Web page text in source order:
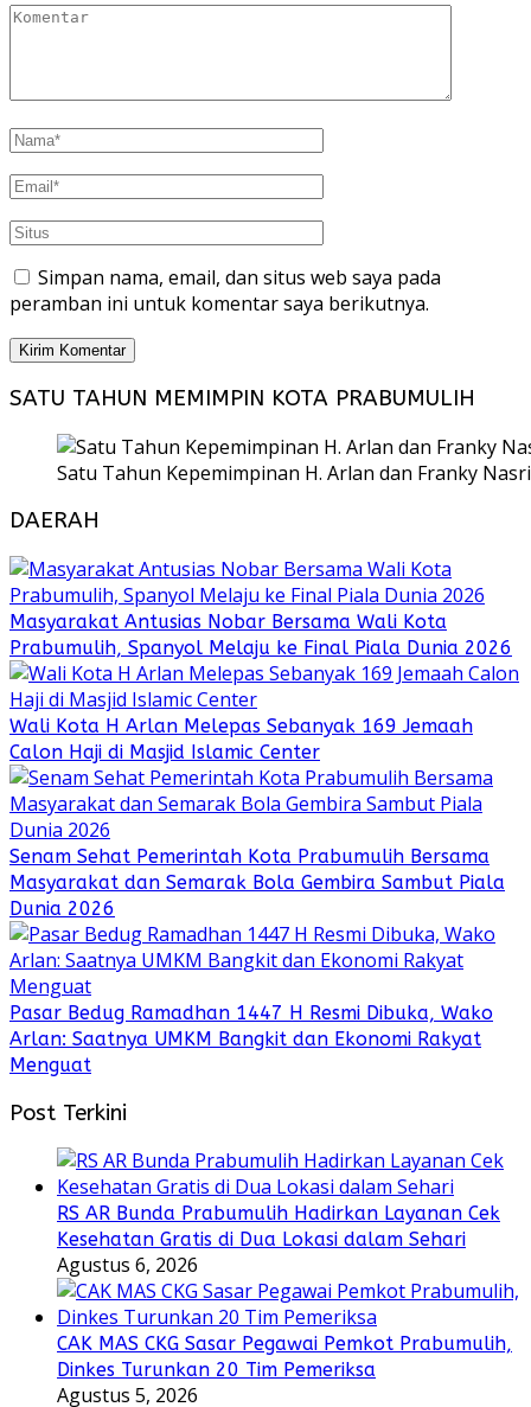
Simpan nama, email, dan situs web saya pada
peramban ini untuk komentar saya berikutnya.
SATU TAHUN MEMIMPIN KOTA PRABUMULIH
Satu Tahun Kepemimpinan H. Arlan dan Franky
DAERAH
Masyarakat Antusias Nobar Bersama Wali Kota
Prabumulih, Spanyol Melaju ke Final Piala Dunia 2026
Wali Kota H Arlan Melepas Sebanyak 169 Jemaah
Calon Haji di Masjid Islamic Center
Senam Sehat Pemerintah Kota Prabumulih Bersama
Masyarakat dan Semarak Bola Gembira Sambut Piala
Dunia 2026
Pasar Bedug Ramadhan 1447 H Resmi Dibuka, Wako
Arlan: Saatnya UMKM Bangkit dan Ekonomi Rakyat
Menguat
Post Terkini
RS AR Bunda Prabumulih Hadirkan Layanan Cek
Kesehatan Gratis di Dua Lokasi dalam Sehari
Agustus 6, 2026
CAK MAS CKG Sasar Pegawai Pemkot Prabumulih,
Dinkes Turunkan 20 Tim Pemeriksa
Agustus 5, 2026